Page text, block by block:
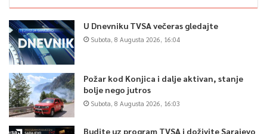
U Dnevniku TVSA večeras gledajte
Subota, 8 Augusta 2026, 16:04
Požar kod Konjica i dalje aktivan, stanje
bolje nego jutros
Subota, 8 Augusta 2026, 16:03
Budite uz program TVSA i doživite Sarajevo